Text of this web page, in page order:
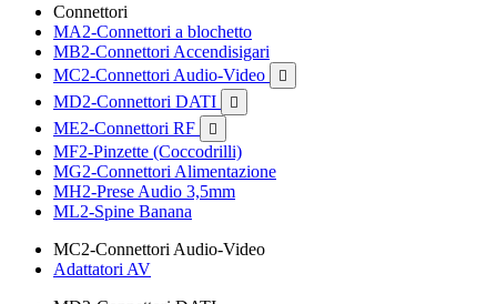
Connettori
MA2-Connettori a blochetto
MB2-Connettori Accendisigari
MC2-Connettori Audio-Video

MD2-Connettori DATI 
ME2-Connettori RF 
MF2-Pinzette (Coccodrilli)
MG2-Connettori Alimentazione
MH2-Prese Audio 3,5mm
ML2-Spine Banana
MC2-Connettori Audio-Video
Adattatori AV